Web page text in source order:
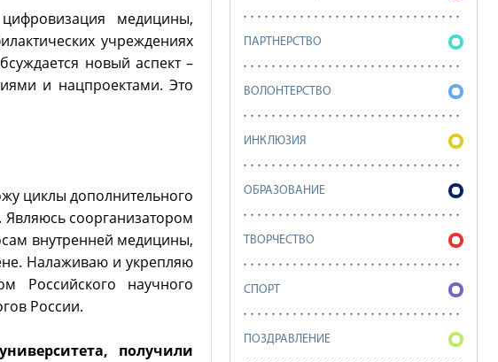
медицины,
учреждениях
новый аспект –
и нацпроектами. Это
циклы дополнительного
соорганизатором
внутренней медицины,
Налаживаю и укрепляю
Российского научного
России.
получили
ПАРТНЕРСТВО
ВОЛОНТЕРСТВО
ИНКЛЮЗИЯ
ОБРАЗОВАНИЕ
ТВОРЧЕСТВО
СПОРТ
ПОЗДРАВЛЕНИЕ